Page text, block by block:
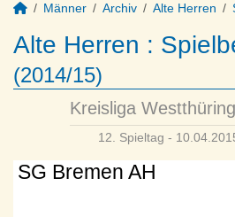
Männer Archiv Alte Herren
Alte Herren :
(2014/15)
Kreisliga
12. Spieltag -
SG Bremen AH